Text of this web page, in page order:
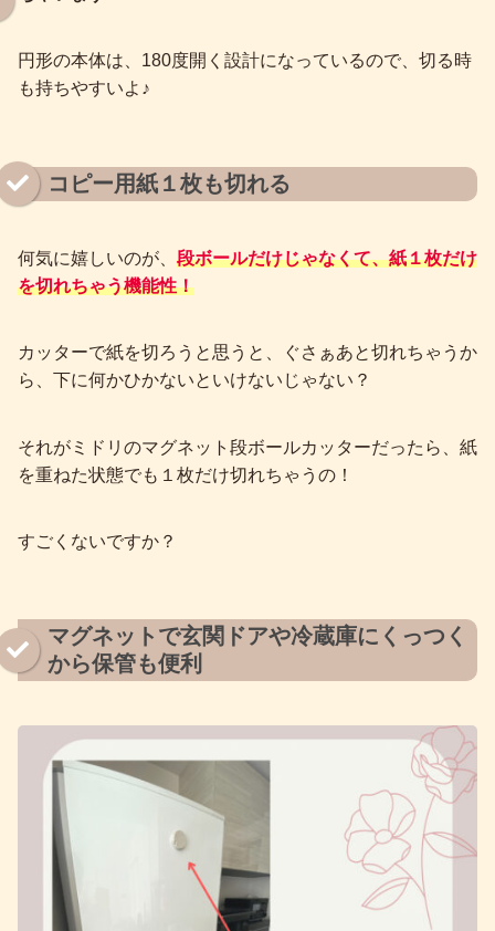
円形の本体は、180度開く設計になっているので、切る時
も持ちやすいよ♪
コピー用紙１枚も切れる
何気に嬉しいのが、 段ボールだけじゃなくて、紙１枚だけ
を切れちゃう機能性！
カッターで紙を切ろうと思うと、ぐさぁあと切れちゃうか
ら、下に何かひかないといけないじゃない？
それがミドリのマグネット段ボールカッターだったら、紙
を重ねた状態でも１枚だけ切れちゃうの！
すごくないですか？
マグネットで玄関ドアや冷蔵庫にくっつく
から保管も便利